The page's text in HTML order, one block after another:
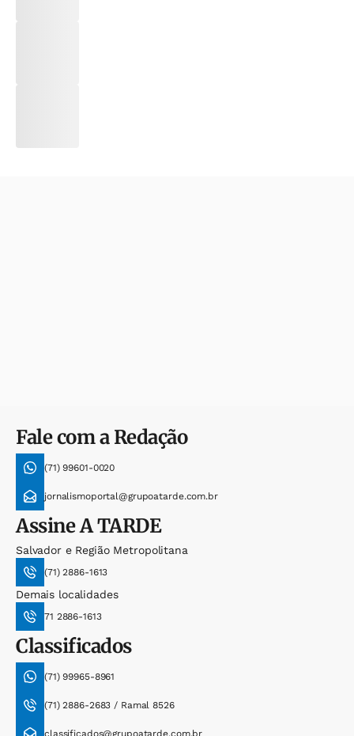
Fale com a Redação
(71) 99601-0020
jornalismoportal@grupoatarde.com.br
AssineA TARDE
Salvador e Região Metropolitana
(71) 2886-1613
Demais localidades
71 2886-1613
Classificados
(71) 99965-8961
(71) 2886-2683 / Ramal 8526
classificados@grupoatarde.com.br